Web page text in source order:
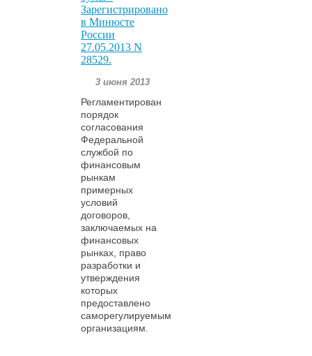
Зарегистрировано
в Минюсте
России
27.05.2013 N
28529.
3 июня 2013
Регламентирован
порядок
согласования
Федеральной
службой по
финансовым
рынкам
примерных
условий
договоров,
заключаемых на
финансовых
рынках, право
разработки и
утверждения
которых
предоставлено
саморегулируемым
организациям.